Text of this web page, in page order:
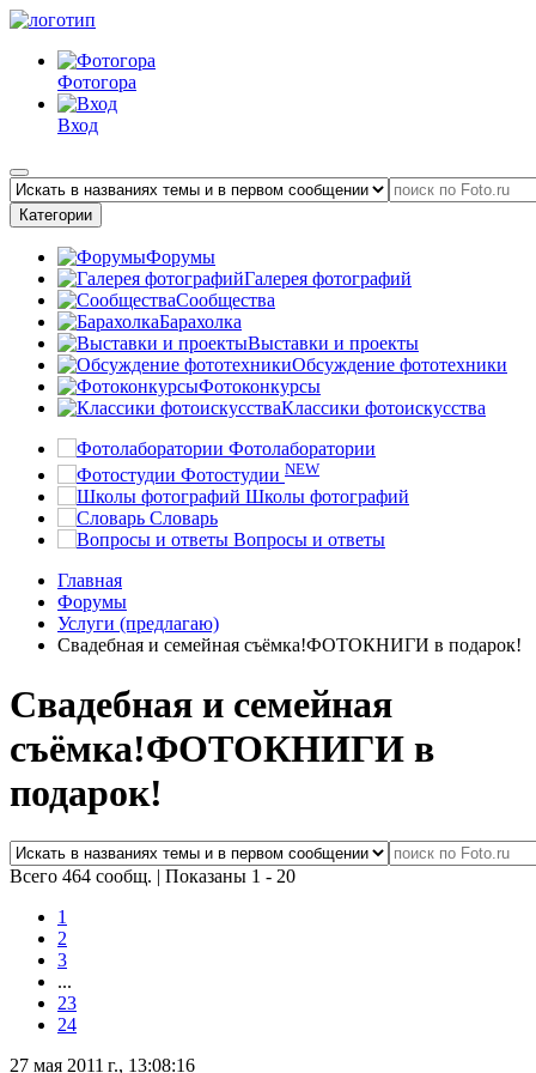
Фотогора
Вход
Категории
Форумы
Галерея фотографий
Сообщества
Барахолка
Выставки и проекты
Обсуждение фототехники
Фотоконкурсы
Классики фотоискусства
Фотолаборатории
Фотостудии NEW
Школы фотографий
Словарь
Вопросы и ответы
Главная
Форумы
Услуги (предлагаю)
Свадебная и семейная съёмка!ФОТОКНИГИ в подарок!
Свадебная и семейная
съёмка!ФОТОКНИГИ в
подарок!
Всего 464 сообщ. | Показаны 1 - 20
1
2
3
...
23
24
27 мая 2011 г., 13:08:16